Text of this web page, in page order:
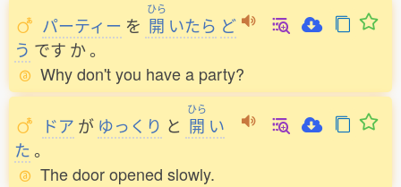
パーティー を
ひら
開 いたら ど
う です か。
Why don't you have a party?
ドア が ゆっくり と
ひら
開 い
た。
The door opened slowly.